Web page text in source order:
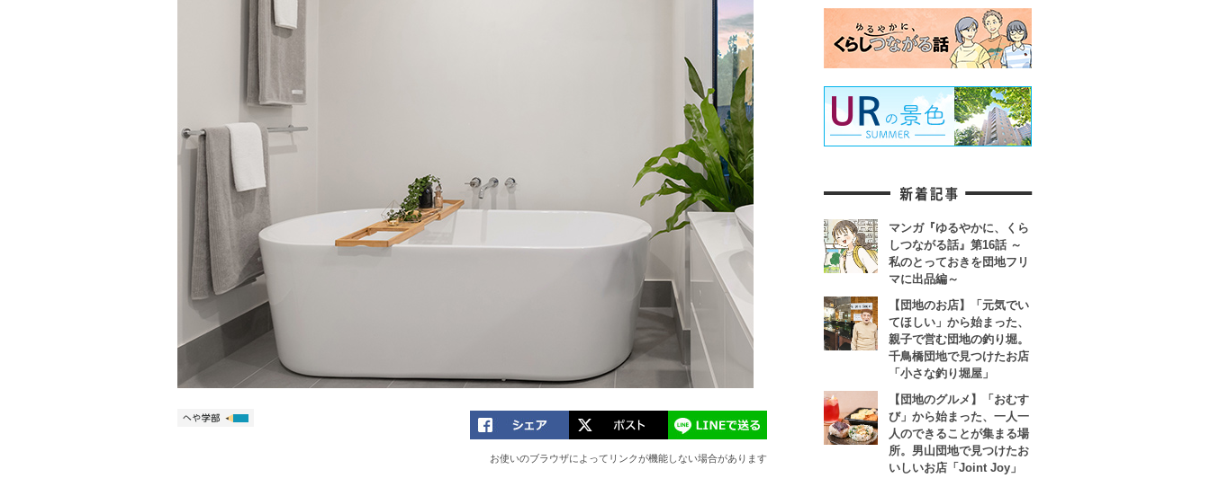
お使いのブラウザによってリンクが機能しない場合があります
マンガ『ゆるやかに、くら
しつながる話』第16話 ～
私のとっておきを団地フリ
マに出品編～
【団地のお店】「元気でい
てほしい」から始まった、
親子で営む団地の釣り堀。
千鳥橋団地で見つけたお店
「小さな釣り堀屋」
【団地のグルメ】「おむす
び」から始まった、一人一
人のできることが集まる場
所。男山団地で見つけたお
いしいお店「Joint Joy」